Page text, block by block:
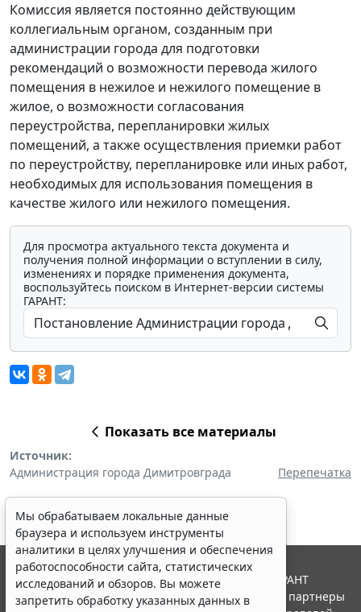
Комиссия является постоянно действующим
коллегиальным органом, созданным при
администрации города для подготовки
рекомендаций о возможности перевода жилого
помещения в нежилое и нежилого помещение в
жилое, о возможности согласования
переустройства, перепланировки жилых
помещений, а также осуществления приемки работ
по переустройству, перепланировке или иных работ,
необходимых для использования помещения в
качестве жилого или нежилого помещения.
Для просмотра актуального текста документа и
получения полной информации о вступлении в силу,
изменениях и порядке применения документа,
воспользуйтесь поиском в Интернет-версии системы
ГАРАНТ:
Показать все материалы
Источник:
Администрация города Димитровграда
Перепечатка
Мы обрабатываем локальные данные
браузера и используем инструменты
аналитики в целях улучшения и обеспечения
работоспособности сайта, статистических
исследований и обзоров. Вы можете
запретить обработку указанных данных в
© ООО "НПП "ГАРАНТ-СЕРВИС", 2026. Система ГАРАНТ
выпускается с 1990 года. Компания "Гарант" и ее партнеры